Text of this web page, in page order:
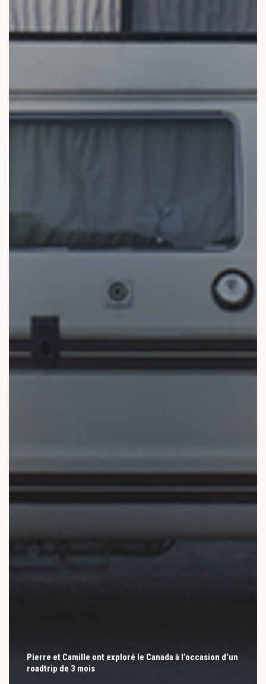
Pierre et Camille ont exploré le Canada à l’occasion d’un
roadtrip de 3 mois